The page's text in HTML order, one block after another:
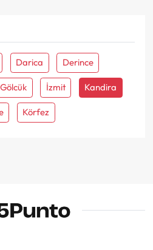
Darica Derince
Gölcük İzmit Kandira
Körfez